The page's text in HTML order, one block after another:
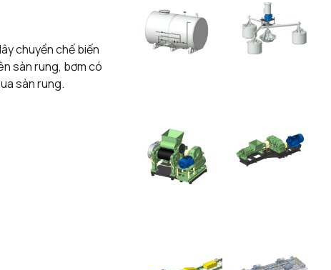
chuyền chế biến
sàn rung, bơm có
sàn rung.